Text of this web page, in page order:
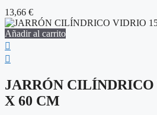
13,66 €
Añadir al carrito
JARRÓN CILÍNDRICO
X 60 CM